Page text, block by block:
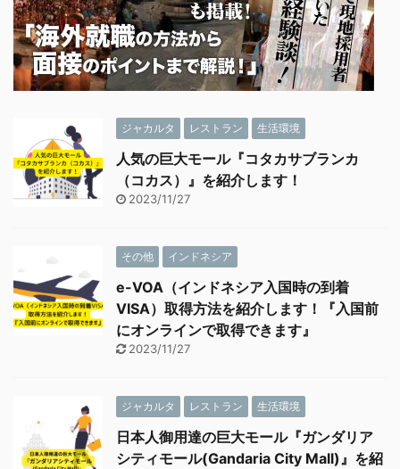
ジャカルタ レストラン 生活環境
人気の巨大モール『コタカサブランカ
（コカス）』を紹介します！
2023/11/27
その他 インドネシア
e-VOA（インドネシア入国時の到着
VISA）取得方法を紹介します！『入国前
にオンラインで取得できます』
2023/11/27
ジャカルタ レストラン 生活環境
日本人御用達の巨大モール『ガンダリア
シティモール(Gandaria City Mall)』を紹